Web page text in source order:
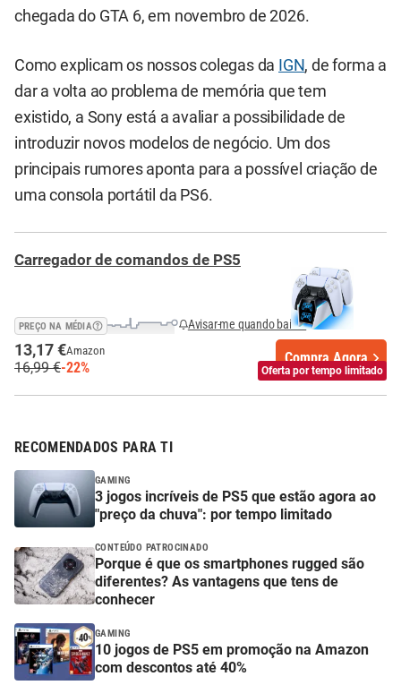
chegada do GTA 6, em novembro de 2026.
Como explicam os nossos colegas da IGN, de forma a
dar a volta ao problema de memória que tem
existido, a Sony está a avaliar a possibilidade de
introduzir novos modelos de negócio. Um dos
principais rumores aponta para a possível criação de
uma consola portátil da PS6.
Oferta por tempo limitado
Carregador de comandos de PS5
PREÇO NA MÉDIA Avisar-me quando baixar
13,17 €Amazon
16,99 €-22%
Compra Agora
RECOMENDADOS PARA TI
GAMING
3 jogos incríveis de PS5 que estão agora ao
"preço da chuva": por tempo limitado
CONTEÚDO PATROCINADO
Porque é que os smartphones rugged são
diferentes? As vantagens que tens de
conhecer
GAMING
10 jogos de PS5 em promoção na Amazon
com descontos até 40%